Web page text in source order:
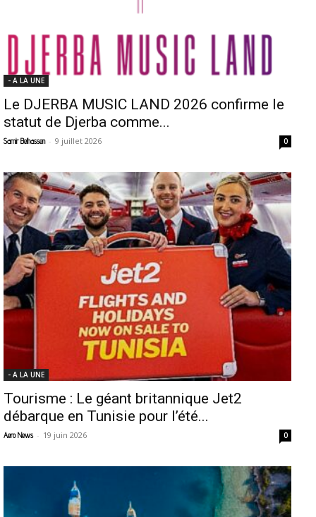
- A LA UNE
Le DJERBA MUSIC LAND 2026 confirme le
statut de Djerba comme...
Samir Belhassen - 9 juillet 2026 0
- A LA UNE
Tourisme : Le géant britannique Jet2
débarque en Tunisie pour l’été...
Aero News - 19 juin 2026 0